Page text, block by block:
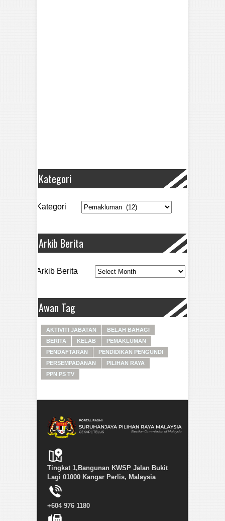
Kategori
Kategori
Arkib Berita
Arkib Berita
Awan Tag
AKTIVITI JABATAN
BELAH BAHAGI
BERITA
KELAB
PEMAKLUMAN
PENDAFTARAN
PENDIDIKAN PENGUNDI
PERSEMPADANAN
PILIHAN RAYA
PPN PS TV
Tingkat 1,Bangunan KWSP Jalan Bukit
Lagi 01000 Kangar Perlis, Malaysia
+604 976 1180